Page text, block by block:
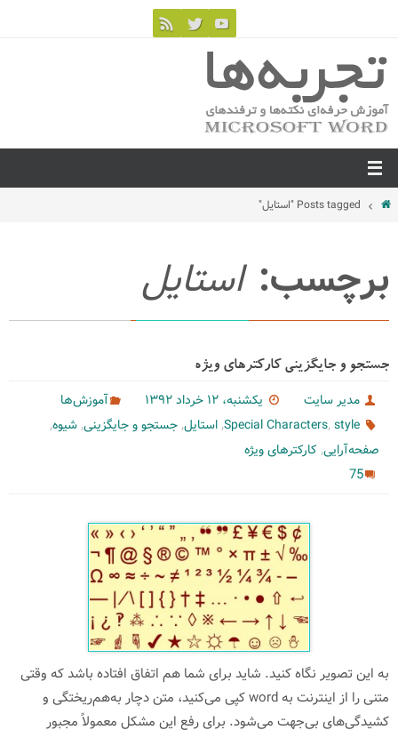
Posts tagged "استایل"
برچسب: استایل
جستجو و جایگزینی کارکترهای ویژه
مدیر سایت یکشنبه، ۱۲ خرداد ۱۳۹۲
آموزش‌ها
Special Characters,style
,استایل,جستجو و جایگزینی,شیوه,
صفحه‌آرایی, کارکترهای ویژه
75
به این تصویر نگاه کنید. شاید برای شما هم اتفاق افتاده باشد که وقتی
متنی را از اینترنت به word کپی می‌کنید، متن دچار به‌هم‌ریختگی و
کشیدگی‌های بی‌جهت می‌شود. برای رفع این مشکل معمولاً مجبور